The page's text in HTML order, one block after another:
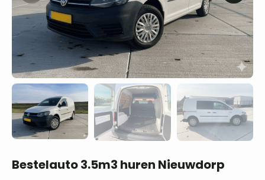
Bestelauto 3.5m3 huren Nieuwdorp